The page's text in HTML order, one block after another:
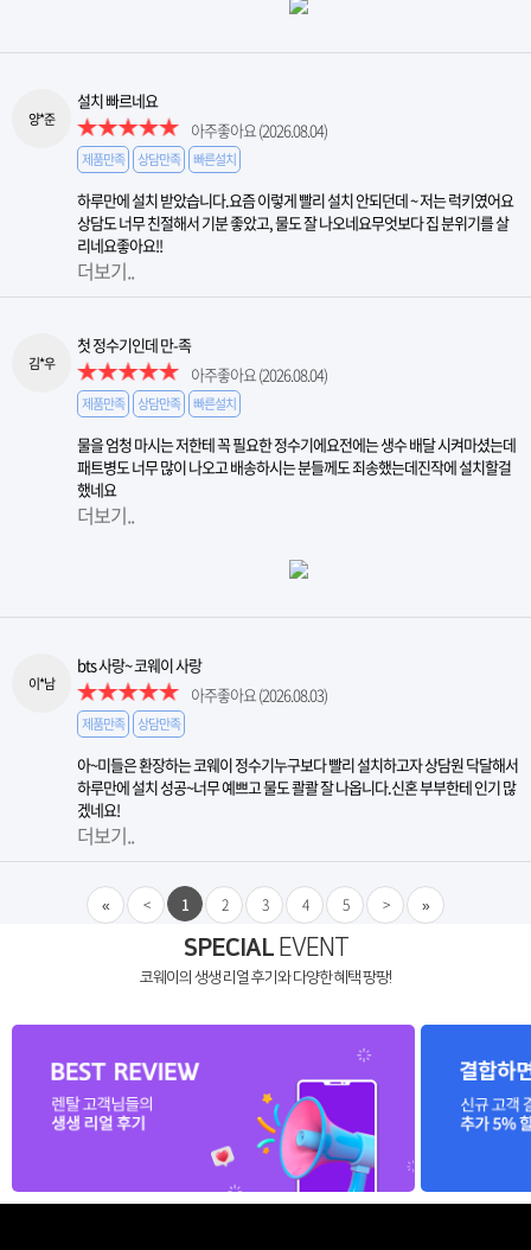
양*준
설치 빠르네요
아주좋아요 (2026.08.04)
제품만족 상담만족 빠른설치
하루만에 설치 받았습니다.요즘 이렇게 빨리 설치 안되던데 ~ 저는 럭키였어요
상담도 너무 친절해서 기분 좋았고, 물도 잘 나오네요무엇보다 집 분위기를 살
리네요좋아요!!
더보기..
김*우
첫 정수기인데 만-족
아주좋아요 (2026.08.04)
제품만족 상담만족 빠른설치
물을 엄청 마시는 저한테 꼭 필요한 정수기에요전에는 생수 배달 시켜마셨는데
패트병도 너무 많이 나오고 배송하시는 분들께도 죄송했는데진작에 설치할걸
했네요
더보기..
이*남
bts 사랑~ 코웨이 사랑
아주좋아요 (2026.08.03)
제품만족 상담만족
아~미들은 환장하는 코웨이 정수기누구보다 빨리 설치하고자 상담원 닥달해서
하루만에 설치 성공~너무 예쁘고 물도 콸콸 잘 나옵니다.신혼 부부한테 인기 많
겠네요!
더보기..
« < 1 2 3 4 5 > »
SPECIALEVENT
코웨이의 생생 리얼 후기와 다양한 혜택 팡팡!